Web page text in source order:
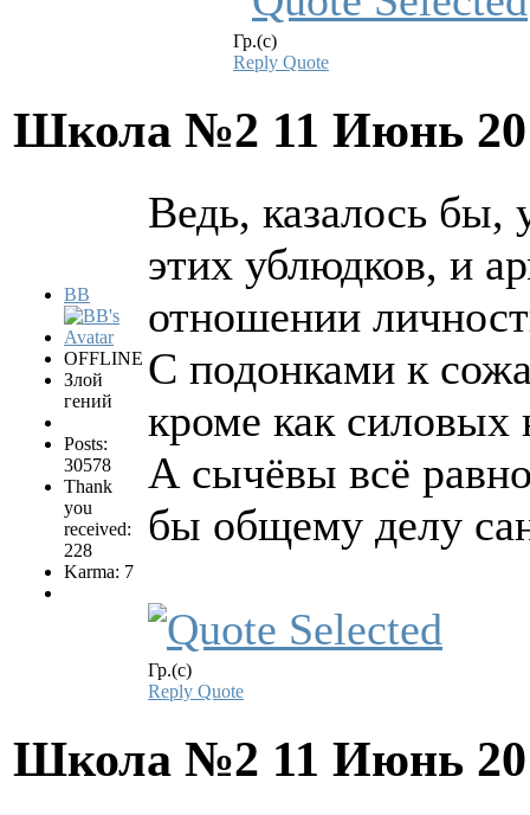
Гр.(с)
Reply Quote
Школа №2 11 Июнь
BB
OFFLINE
Злой
гений
Posts:
30578
Thank
you
received:
228
Karma: 7
Ведь, казалось бы,
этих ублюдков, и
отношении
С подонками к
кроме как силовых
А сычёвы всё
бы общему делу
Гр.(с)
Reply Quote
Школа №2 11 Июнь